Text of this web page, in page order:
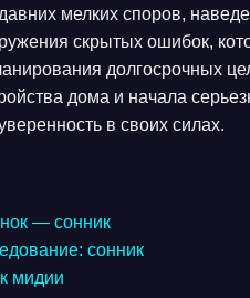
мелких споров,
скрытых ошибок,
долгосрочных
дома и начала
в своих силах.
— сонник
сонник
мидии